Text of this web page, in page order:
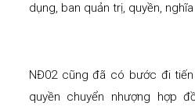
dụng, ban quản trị, quyền,
NĐ02 cũng đã có bước đi
quyền chuyển nhượng hợp